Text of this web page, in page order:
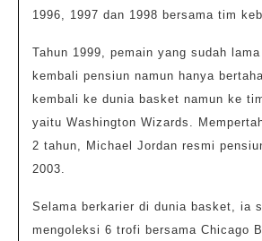
1996, 1997 dan 1998 bersama tim
Tahun 1999, pemain yang sudah
kembali pensiun namun hanya
kembali ke dunia basket namun ke
yaitu Washington Wizards.
2 tahun, Michael Jordan resmi
2003.
Selama berkarier di dunia basket, ia
mengoleksi 6 trofi bersama Chicago